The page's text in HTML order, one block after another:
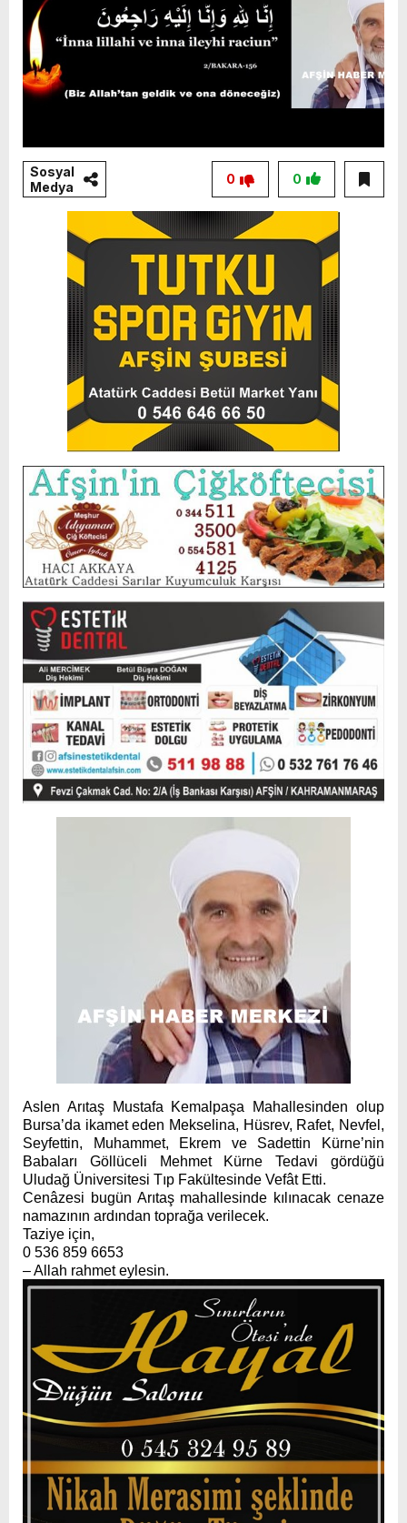
Sosyal
Medya
0
0
Aslen Arıtaş Mustafa Kemalpaşa Mahallesinden olup
Bursa’da ikamet eden Mekselina, Hüsrev, Rafet, Nevfel,
Seyfettin, Muhammet, Ekrem ve Sadettin Kürne’nin
Babaları Göllüceli Mehmet KürneTedavi gördüğü
Uludağ Üniversitesi Tıp Fakültesinde Vefât Etti.
Cenâzesi bugün Arıtaş mahallesinde kılınacak cenaze
namazının ardından toprağa verilecek.
Taziye için,
0 536 859 6653
– Allah rahmet eylesin.